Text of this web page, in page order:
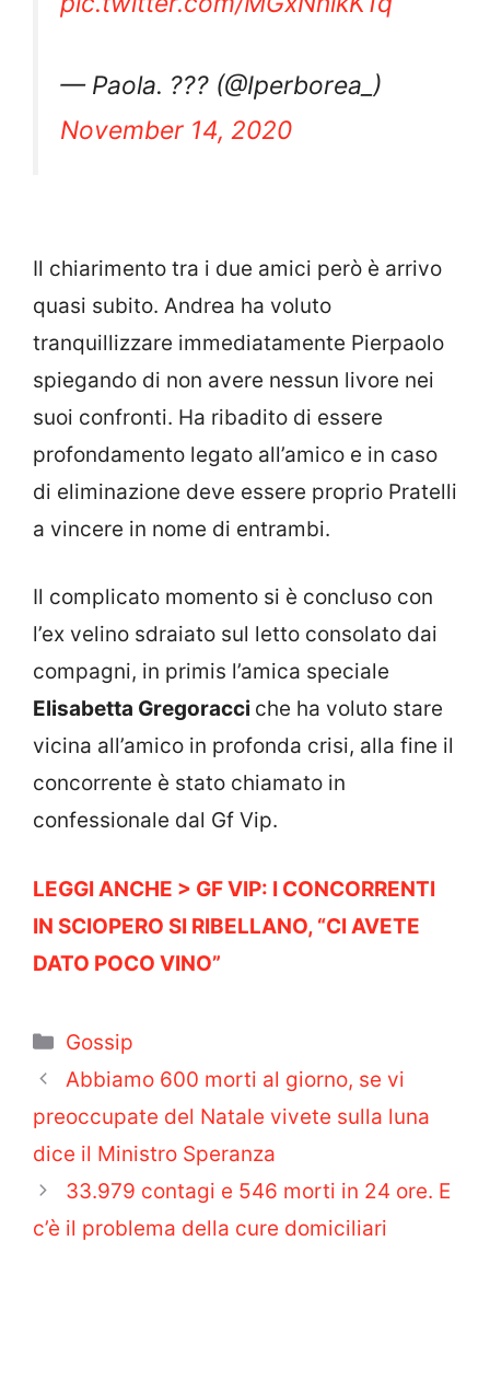
— Paola. ??? (@Iperborea_)
November 14, 2020
Il chiarimento tra i due amici però è arrivo
quasi subito. Andrea ha voluto
tranquillizzare immediatamente Pierpaolo
spiegando di non avere nessun livore nei
suoi confronti. Ha ribadito di essere
profondamento legato all’amico e in caso
di eliminazione deve essere proprio Pratelli
a vincere in nome di entrambi.
Il complicato momento si è concluso con
l’ex velino sdraiato sul letto consolato dai
compagni, in primis l’amica speciale
Elisabetta Gregoracci che ha voluto stare
vicina all’amico in profonda crisi, alla fine il
concorrente è stato chiamato in
confessionale dal Gf Vip.
LEGGI ANCHE > GF VIP: I CONCORRENTI
IN SCIOPERO SI RIBELLANO, “CI AVETE
DATO POCO VINO”
Categorie
Gossip
Abbiamo 600 morti al giorno, se vi
preoccupate del Natale vivete sulla luna
dice il Ministro Speranza
33.979 contagi e 546 morti in 24 ore. E
c’è il problema della cure domiciliari